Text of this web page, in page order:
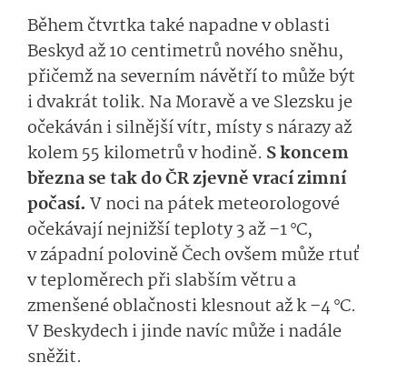
Během čtvrtka také napadne v oblasti
Beskyd až 10 centimetrů nového sněhu,
přičemž na severním návětří to může být
i dvakrát tolik. Na Moravě a ve Slezsku je
očekáván i silnější vítr, místy s nárazy až
kolem 55 kilometrů v hodině. S koncem
března se tak do ČR zjevně vrací zimní
počasí. V noci na pátek meteorologové
očekávají nejnižší teploty 3 až –1 °C,
v západní polovině Čech ovšem může rtuť
v teploměrech při slabším větru a
zmenšené oblačnosti klesnout až k –4 °C.
V Beskydech i jinde navíc může i nadále
sněžit.